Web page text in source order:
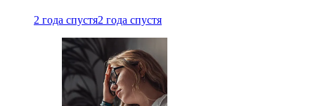
2 года спустя2 года спустя